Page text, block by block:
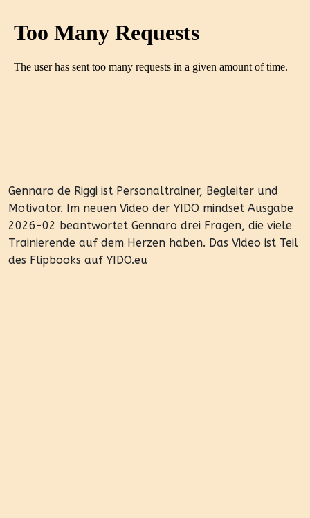
Gennaro de Riggi ist Personaltrainer, Begleiter und
Motivator. Im neuen Video der YIDO mindset Ausgabe
2026-02 beantwortet Gennaro drei Fragen, die viele
Trainierende auf dem Herzen haben. Das Video ist Teil
des Flipbooks auf YIDO.eu